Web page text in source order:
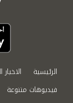
الرئيسية
فيديوهات متنوعة